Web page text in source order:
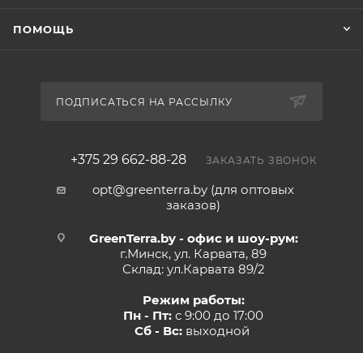
ПОМОЩЬ
ПОДПИСАТЬСЯ НА РАССЫЛКУ
+375 29 662-88-28 ЗАКАЗАТЬ ЗВОНОК
opt@greenterra.by (для оптовых
заказов)
GreenTerra.by - офис и шоу-рум:
г.Минск, ул. Карвата, 89
Склад: ул.Карвата 89/2
Режим работы:
Пн - Пт: с 9:00 до 17:00
Сб - Вс:выходной